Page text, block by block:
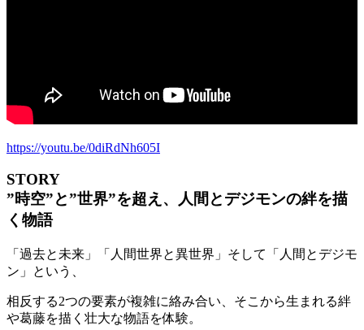
https://youtu.be/0diRdNh605I
STORY
”時空”と”世界”を超え、人間とデジモンの絆を描
く物語
「過去と未来」「人間世界と異世界」そして「人間とデジモ
ン」という、
相反する2つの要素が複雑に絡み合い、そこから生まれる絆
や葛藤を描く壮大な物語を体験。